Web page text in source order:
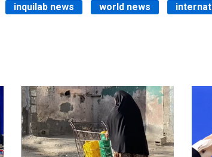
inquilab news world news